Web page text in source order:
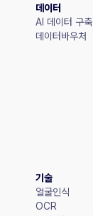
데이터
AI 데이터 구축
데이터바우처
기술
얼굴인식
OCR